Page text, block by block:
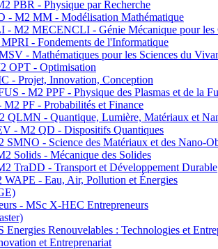
PBR - Physique par Recherche
- M2 MM - Modélisation Mathématique
M2 MECENCLI - Génie Mécanique pour les
- Fondements de l'Informatique
- Mathématiques pour les Sciences du
OPT - Optimisation
- Projet, Innovation, Conception
- M2 PPF - Physique des Plasmas et de la
PF - Probabilités et Finance
- Quantique, Lumière, Matériaux et
- M2 QD - Dispositifs Quantiques
- Science des Matériaux et des Nano-
Solids - Mécanique des Solides
TraDD - Transport et Développement Durable
- Eau, Air, Pollution et Énergies
- MSc X-HEC Entrepreneurs
Renouvelables : Technologies et
et Entreprenariat